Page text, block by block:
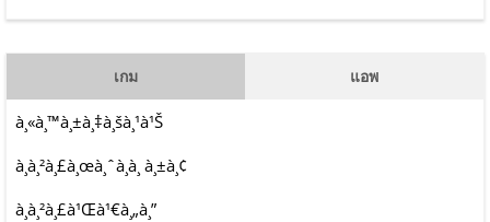
เกม แอพ
à¸«à¸™à¸±à¸‡à¸šà¸¹à¹Š
à¸à¸²à¸£à¸œà¸ˆà¸à¸ à¸±à¸¢
à¸­à¸²à¸£à¹Œà¹€à¸„à¸”